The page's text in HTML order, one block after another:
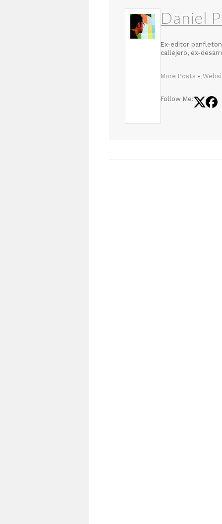
Daniel
Ex-editor
callejero, ex-
More Posts -
Follow Me: